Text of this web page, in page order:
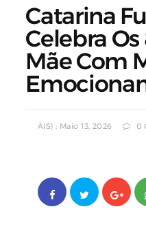
Catarina
Celebra Os
Mãe Com
À(s) : Maio 13, 2026 0